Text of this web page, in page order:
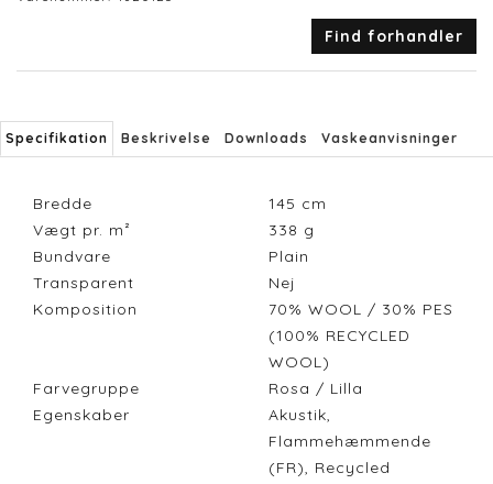
Find forhandler
Specifikation Beskrivelse Downloads Vaskeanvisninger
Bredde 145 cm
Vægt pr. m²
338 g
Bundvare
Plain
Transparent
Nej
Komposition
70% WOOL / 30% PES
(100% RECYCLED
WOOL)
Farvegruppe
Rosa / Lilla
Egenskaber
Akustik,
Flammehæmmende
(FR), Recycled